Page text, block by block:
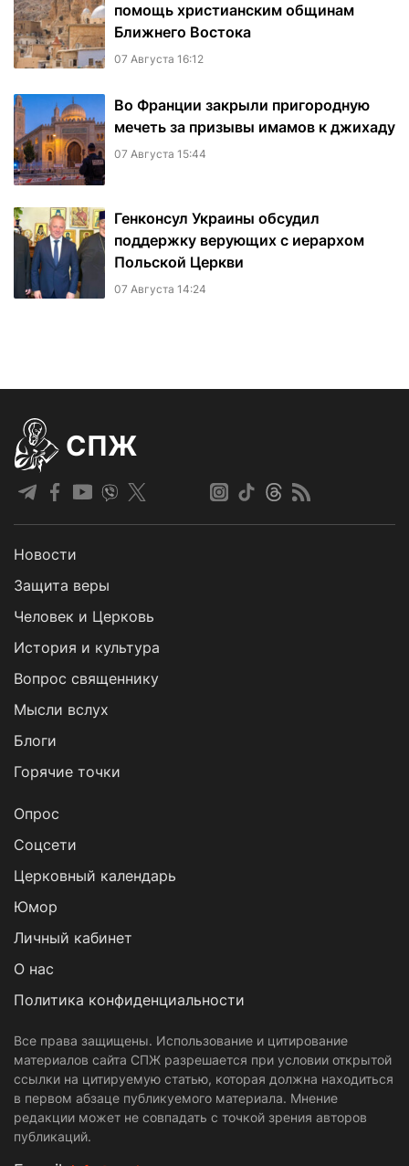
помощь христианским общинам
Ближнего Востока
07 Августа 16:12
Во Франции закрыли пригородную
мечеть за призывы имамов к джихаду
07 Августа 15:44
Генконсул Украины обсудил
поддержку верующих с иерархом
Польской Церкви
07 Августа 14:24
СПЖ
Новости
Защита веры
Человек и Церковь
История и культура
Вопрос священнику
Мысли вслух
Блоги
Горячие точки
Опрос
Cоцсети
Церковный календарь
Юмор
Личный кабинет
О нас
Политика конфиденциальности
Все права защищены. Использование и цитирование
материалов сайта СПЖ разрешается при условии открытой
ссылки на цитируемую статью, которая должна находиться
в первом абзаце публикуемого материала. Мнение
редакции может не совпадать с точкой зрения авторов
публикаций.